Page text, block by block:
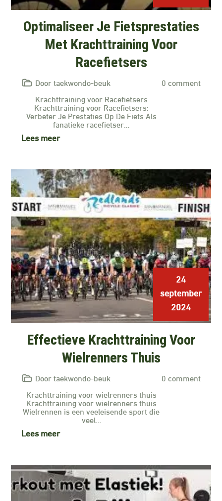
Optimaliseer Je Fietsprestaties
Met Krachttraining Voor
Racefietsers
Door taekwondo-beuk
0 comment
Krachttraining voor Racefietsers
Krachttraining voor Racefietsers:
Verbeter Je Prestaties Op De Fiets Als
fanatieke racefietser…
Lees meer
24
september
2024
Effectieve Krachttraining Voor
Wielrenners Thuis
Door taekwondo-beuk
0 comment
Krachttraining voor wielrenners thuis
Krachttraining voor wielrenners thuis
Wielrennen is een veeleisende sport die
veel…
Lees meer